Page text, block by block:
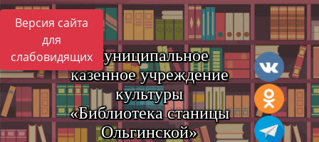
Версия сайта
для
слабовидящихМуниципальное
казенное учреждение
культуры
«Библиотека станицы
Ольгинской»